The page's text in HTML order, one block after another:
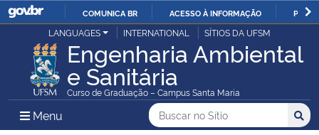
IR
PARA
O
CONTEÚDO
COMUNICA BR ACESSO À INFORMAÇÃO
Ministério da Justiça e Segurança Pública
Ministério da Defesa
LANGUAGES INTERNATIONAL SÍTIOS DA UFSM
Engenharia Ambiental
e Sanitária
Curso de Graduação – Campus Santa Maria
Menu Menu Principal do Sítio
Busca
Buscar no no Sítio
Busca: